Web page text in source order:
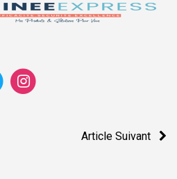
Article Suivant